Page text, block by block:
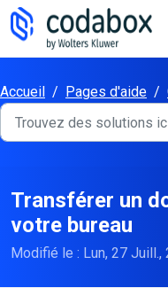
Passer au contenu
Accueil / Pages d'aide /
Transférer un
votre bureau
Modifié le : Lun, 27 Juill.,